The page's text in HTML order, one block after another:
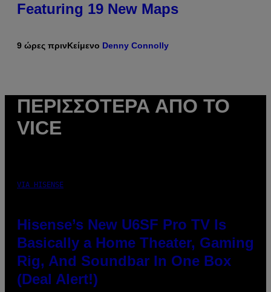
Featuring 19 New Maps
9 ώρες πρινΚείμενο Denny Connolly
ΠΕΡΙΣΣΌΤΕΡΑ ΑΠΌ ΤΟ
VICE
VIA HISENSE
Hisense’s New U6SF Pro TV Is
Basically a Home Theater, Gaming
Rig, And Soundbar In One Box
(Deal Alert!)